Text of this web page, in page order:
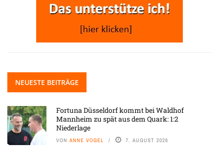
NEUESTE BEITRÄGE
Fortuna Düsseldorf kommt bei Waldhof
Mannheim zu spät aus dem Quark: 1:2
Niederlage
VON ANNE VOGEL 7. AUGUST 2026